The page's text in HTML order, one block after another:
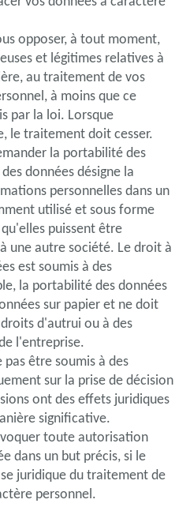
opposer, à tout moment,
et légitimes relatives à
au traitement de vos
à moins que ce
par la loi. Lorsque
le traitement doit cesser.
la portabilité des
données désigne la
personnelles dans un
utilisé et sous forme
puissent être
une autre société. Le droit à
est soumis à des
la portabilité des données
sur papier et ne doit
d'autrui ou à des
l'entreprise.
être soumis à des
sur la prise de décision
ont des effets juridiques
significative.
toute autorisation
dans un but précis, si le
juridique du traitement de
personnel.